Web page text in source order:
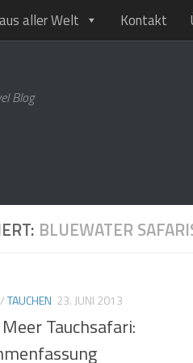
aller Welt Kontakt
Blog
BLUEWATER
/TAUCHEN 23. JUNI 2013
Tauchsafari: